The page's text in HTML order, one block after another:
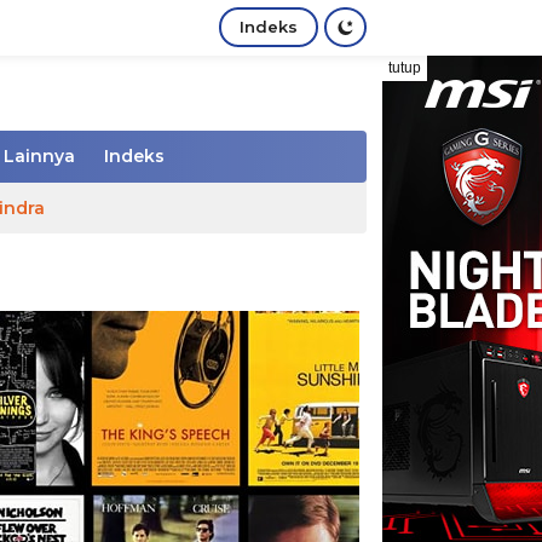
Indeks
tutup
Lainnya Indeks